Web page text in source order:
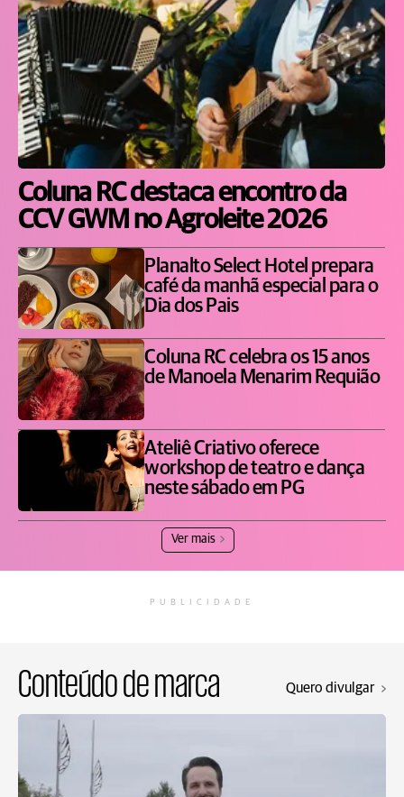
Coluna RC destaca encontro da
CCV GWM no Agroleite 2026
Planalto Select Hotel prepara
café da manhã especial para o
Dia dos Pais
Coluna RC celebra os 15 anos
de Manoela Menarim Requião
Ateliê Criativo oferece
workshop de teatro e dança
neste sábado em PG
Ver mais
PUBLICIDADE
Conteúdo de marca Quero divulgar